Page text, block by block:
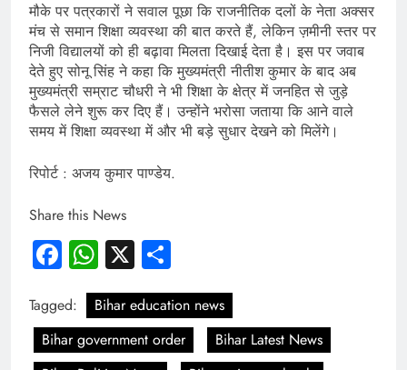
मौके पर पत्रकारों ने सवाल पूछा कि राजनीतिक दलों के नेता अक्सर
मंच से समान शिक्षा व्यवस्था की बात करते हैं, लेकिन ज़मीनी स्तर पर
निजी विद्यालयों को ही बढ़ावा मिलता दिखाई देता है। इस पर जवाब
देते हुए सोनू सिंह ने कहा कि मुख्यमंत्री नीतीश कुमार के बाद अब
मुख्यमंत्री सम्राट चौधरी ने भी शिक्षा के क्षेत्र में जनहित से जुड़े
फैसले लेने शुरू कर दिए हैं। उन्होंने भरोसा जताया कि आने वाले
समय में शिक्षा व्यवस्था में और भी बड़े सुधार देखने को मिलेंगे।
रिपोर्ट : अजय कुमार पाण्डेय.
Share this News
Facebook
WhatsApp
X
Tagged:
Bihar education news
Bihar government order
Bihar Latest News